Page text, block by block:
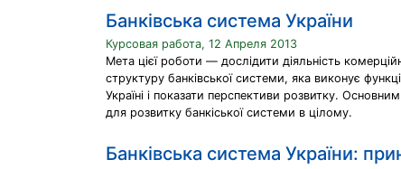
Банківська система України
Курсовая работа, 12 Апреля 2013
Мета цієї роботи — дослідити діяльність
структуру банківської системи, яка виконує
Україні і показати перспективи розвитку.
для розвитку банкіської системи в цілому.
Банківська система України: